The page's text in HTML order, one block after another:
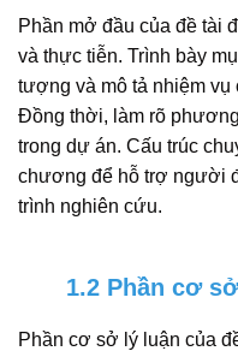
Phần mở đầu của đề tài
và thực tiễn. Trình bày
tượng và mô tả nhiệm
Đồng thời, làm rõ
trong dự án. Cấu trúc
chương để hỗ trợ người
trình nghiên cứu.
1.2 Phần cơ
Phần cơ sở lý luận của